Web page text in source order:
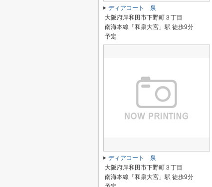
ディアコート 泉
大阪府岸和田市下野町３丁目
南海本線「和泉大宮」駅 徒歩9分
予定
ディアコート 泉
大阪府岸和田市下野町３丁目
南海本線「和泉大宮」駅 徒歩9分